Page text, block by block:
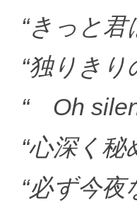
“きっと君
“独りき
“ Oh
“心深く
“必ず今